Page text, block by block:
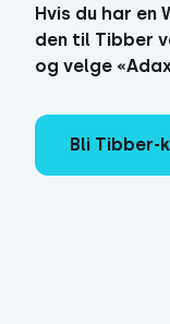
Hvis du har en
den til Tibber
og velge
Bli Tibber-